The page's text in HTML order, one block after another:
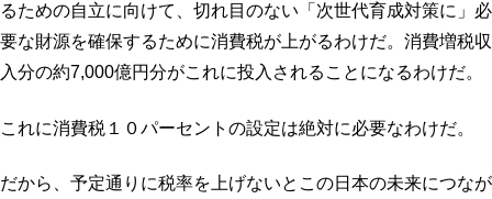
るための自立に向けて、切れ目のない「次世代育成対策に」必
要な財源を確保するために消費税が上がるわけだ。消費増税収
入分の約7,000億円分がこれに投入されることになるわけだ。
これに消費税１０パーセントの設定は絶対に必要なわけだ。
だから、予定通りに税率を上げないとこの日本の未来につなが